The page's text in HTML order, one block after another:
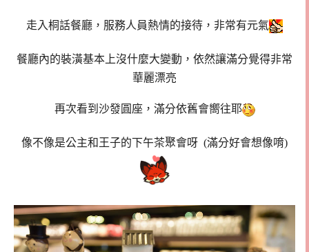
走入桐話餐廳，服務人員熱情的接待，非常有元氣
餐廳內的裝潢基本上沒什麼大變動，依然讓滿分覺得非常
華麗漂亮
再次看到沙發圓座，滿分依舊會嚮往耶
像不像是公主和王子的下午茶聚會呀 (滿分好會想像唷)